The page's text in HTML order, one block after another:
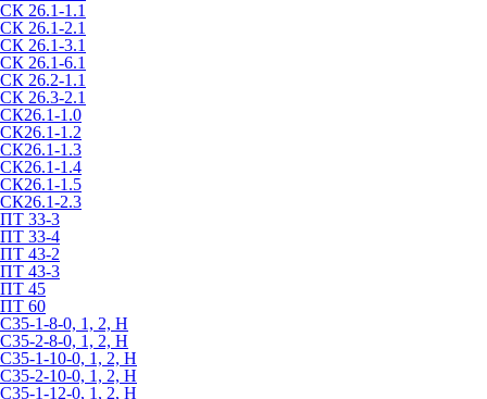
СК 26.1-1.1
СК 26.1-2.1
СК 26.1-3.1
СК 26.1-6.1
СК 26.2-1.1
СК 26.3-2.1
СК26.1-1.0
СК26.1-1.2
СК26.1-1.3
СК26.1-1.4
СК26.1-1.5
СК26.1-2.3
ПТ 33-3
ПТ 33-4
ПТ 43-2
ПТ 43-3
ПТ 45
ПТ 60
С35-1-8-0, 1, 2, Н
С35-2-8-0, 1, 2, Н
С35-1-10-0, 1, 2, Н
С35-2-10-0, 1, 2, Н
С35-1-12-0, 1, 2, Н